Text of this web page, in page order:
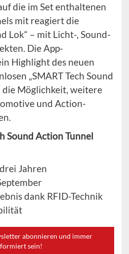
die im Set enthaltenen
mit reagiert die
Lok“ – mit Licht-, Sound-
Die App-
Highlight des neuen
„SMART Tech Sound
die Möglichkeit, weitere
und Action-
Sound Action Tunnel
Jahren
dank RFID-Technik
abonnieren und immer
sein!